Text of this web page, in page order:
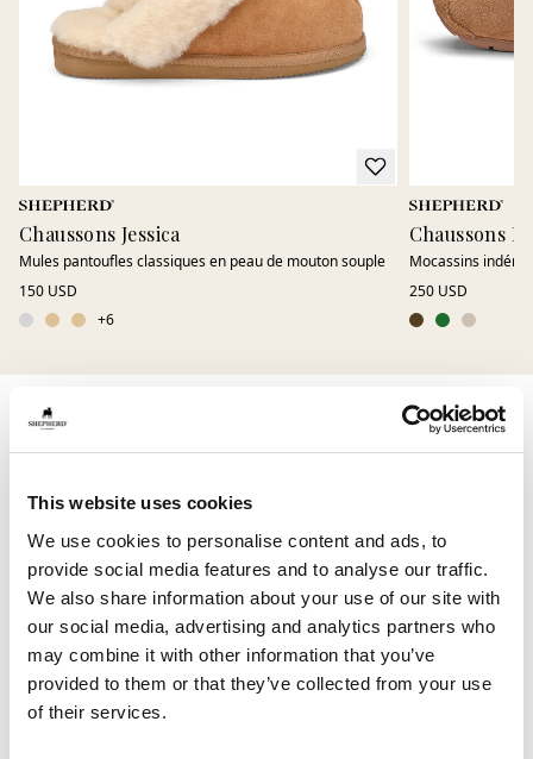
This website uses cookies
We use cookies to personalise content and ads, to
provide social media features and to analyse our traffic.
We also share information about your use of our site with
our social media, advertising and analytics partners who
may combine it with other information that you’ve
provided to them or that they’ve collected from your use
of their services.
Chaussons Jessica
Mules pantoufles classiques en peau de mouton souple
150 USD
+6
Chaussons
Mocassins
250 USD
5 idées cadeau pour la Fête des Mères
de cadeaux pour la Fête des Mères :
Chaussons en peau de moutonJessica– un
classique intemporel
Chaussons flip flopJasmine– légers et parfaits pour
l’été
SandalesCassandra – confort ergonomique pour
des journées détendues